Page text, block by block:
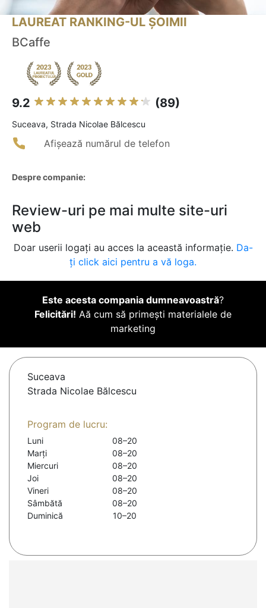
LAUREAT RANKING-UL ȘOIMII
BCaffe
9.2 (89)
Suceava, Strada Nicolae Bălcescu
Afișează numărul de telefon
Despre companie:
Review-uri pe mai multe site-uri
web
Doar userii logați au acces la această informație. Da-
ți click aici pentru a vă loga.
Este acesta compania dumneavoastră?
Felicitări! Aă cum să primești materialele de
marketing
Suceava
Strada Nicolae Bălcescu
Program de lucru:
Luni
08–20
Marți
08–20
Miercuri
08–20
Joi
08–20
Vineri
08–20
Sâmbătă
08–20
Duminică
10–20